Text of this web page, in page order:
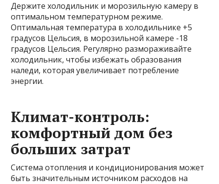
Держите холодильник и морозильную камеру в
оптимальном температурном режиме.
Оптимальная температура в холодильнике +5
градусов Цельсия, в морозильной камере -18
градусов Цельсия. Регулярно размораживайте
холодильник, чтобы избежать образования
наледи, которая увеличивает потребление
энергии.
Климат-контроль:
комфортный дом без
больших затрат
Система отопления и кондиционирования может
быть значительным источником расходов на